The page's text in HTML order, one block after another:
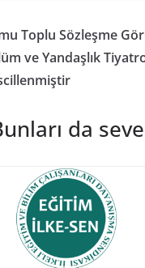
Toplu Sözleşme
ve Yandaşlık
da